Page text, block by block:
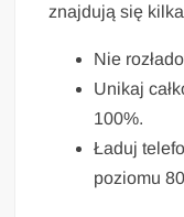
znajdują się
Nie
Unikaj
100%.
Ładuj
poziomu